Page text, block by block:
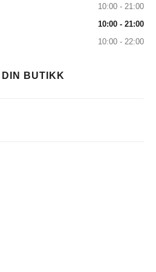
10:00 - 21:00
10:00 - 21:00
10:00 - 22:00
BUTIKK